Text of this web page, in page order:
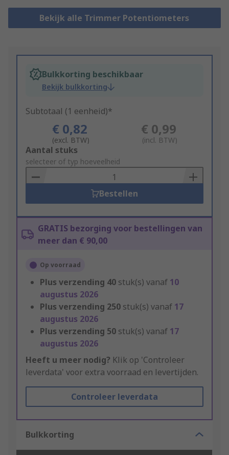
Bekijk alle Trimmer Potentiometers
Bulkkorting beschikbaar
Bekijk bulkkorting
Subtotaal (1 eenheid)*
€ 0,82
(excl. BTW)
€ 0,99
(incl. BTW)
Add
to
Basket
Aantal stuks
selecteer of typ hoeveelheid
Bestellen
GRATIS bezorging voor bestellingen van
meer dan € 90,00
Op voorraad
Plus verzending 40 stuk(s) vanaf 10
augustus 2026
Plus verzending 250 stuk(s) vanaf 17
augustus 2026
Plus verzending 50 stuk(s) vanaf 17
augustus 2026
Heeft u meer nodig? Klik op 'Controleer
leverdata' voor extra voorraad en levertijden.
Controleer leverdata
Bulkkorting